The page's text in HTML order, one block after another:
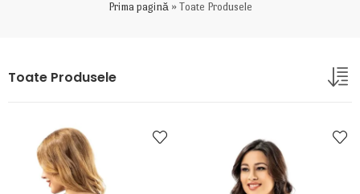
Prima pagină» Toate Produsele
Toate Produsele